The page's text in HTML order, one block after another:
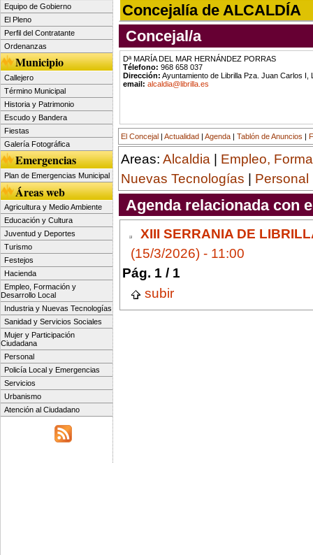
Equipo de Gobierno
El Pleno
Perfil del Contratante
Ordenanzas
Municipio
Callejero
Término Municipal
Historia y Patrimonio
Escudo y Bandera
Fiestas
Galería Fotográfica
Emergencias
Plan de Emergencias Municipal
Áreas web
Agricultura y Medio Ambiente
Educación y Cultura
Juventud y Deportes
Turismo
Festejos
Hacienda
Empleo, Formación y
Desarrollo Local
Industria y Nuevas Tecnologías
Sanidad y Servicios Sociales
Mujer y Participación
Ciudadana
Personal
Policía Local y Emergencias
Servicios
Urbanismo
Atención al Ciudadano
Concejalía de ALCALDÍA
Concejal/a
Dª MARÍA DEL MAR HERNÁNDEZ PORRAS
Télefono: 968 658 037
Dirección: Ayuntamiento de Librilla Pza. Juan Carlos I,
email: alcaldia@librilla.es
El Concejal| Actualidad| Agenda| Tablón de Anuncios |
Areas: Alcaldia | Empleo,
Nuevas Tecnologías | Personal
Agenda relacionada con
XIII SERRANIA DE
(15/3/2026) - 11:00
Pág. 1 / 1
subir